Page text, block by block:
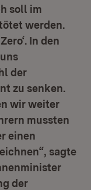
soll im
werden.
In den
der
zu senken.
wir weiter
mussten
einen
sagte
der